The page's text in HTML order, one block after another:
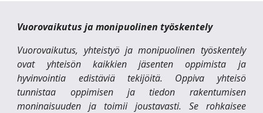
Vuorovaikutus ja monipuolinen työskentely
Vuorovaikutus, yhteistyö ja monipuolinen työskentely
ovat yhteisön kaikkien jäsenten oppimista ja
hyvinvointia edistäviä tekijöitä. Oppiva yhteisö
tunnistaa oppimisen ja tiedon rakentumisen
moninaisuuden ja toimii joustavasti. Se rohkaisee